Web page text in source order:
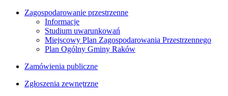
Zagospodarowanie przestrzenne
Informacje
Studium uwarunkowań
Miejscowy Plan Zagospodarowania Przestrzennego
Plan Ogólny Gminy Raków
Zamówienia publiczne
Zgłoszenia zewnętrzne